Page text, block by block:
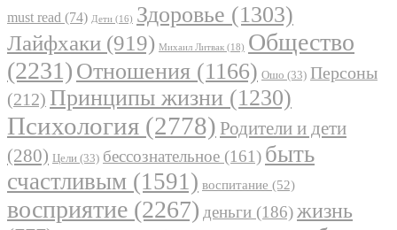
must read (74) Дети (16) Здоровье (1303)
Лайфхаки (919) Михаил Литвак (18) Общество
(2231) Отношения (1166) Ошо (33) Персоны
(212) Принципы жизни (1230)
Психология (2778) Родители и дети
(280) Цели (33) бессознательное (161) быть
счастливым (1591) воспитание (52)
восприятие (2267) деньги (186)жизнь